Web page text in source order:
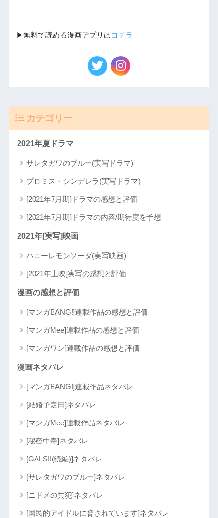
▶︎無料で読める漫画アプリはコチラ
カテゴリー
2021年夏ドラマ
サレタガワのブルー(実写ドラマ)
プロミス・シンデレラ(実写ドラマ)
[2021年7月期]ドラマの感想と評価
[2021年7月期]ドラマの内容/期待度を予想
2021年[実写]映画
ハニーレモンソーダ(実写映画)
[2021年上映]実写の感想と評価
漫画の感想と評価
[マンガBANG!]連載作品の感想と評価
[マンガMee]連載作品の感想と評価
[マンガワン]連載作品の感想と評価
漫画ネタバレ
[マンガBANG!]連載作品ネタバレ
[結婚予定日]ネタバレ
[マンガMee]連載作品ネタバレ
[秘密中毒]ネタバレ
[GALS!!(続編)]ネタバレ
[サレタガワのブルー]ネタバレ
[ニドメの共犯]ネタバレ
[国民的アイドルに脅されています]ネタバレ